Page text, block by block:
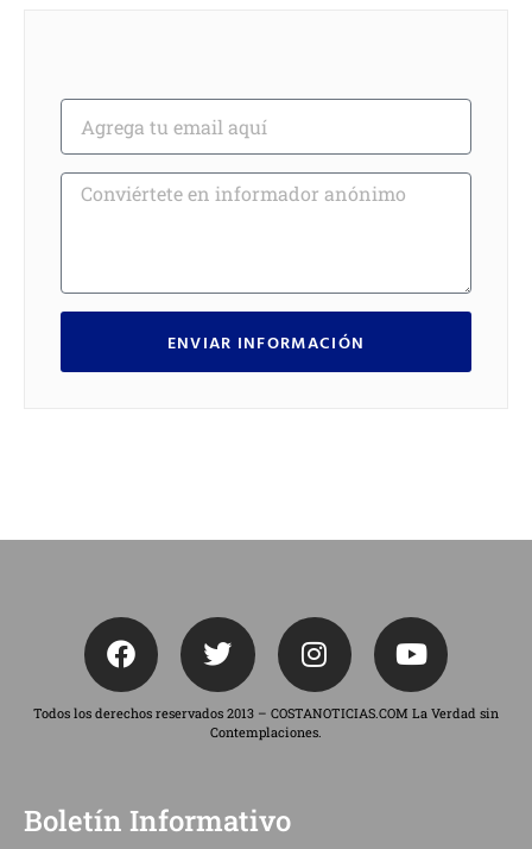
ENVIAR INFORMACIÓN
Todos los derechos reservados 2013 – COSTANOTICIAS.COM La Verdad sin
Contemplaciones.
Boletín Informativo